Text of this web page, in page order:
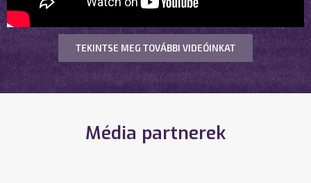
TEKINTSE MEG TOVÁBBI VIDEÓINKAT
Média partnerek